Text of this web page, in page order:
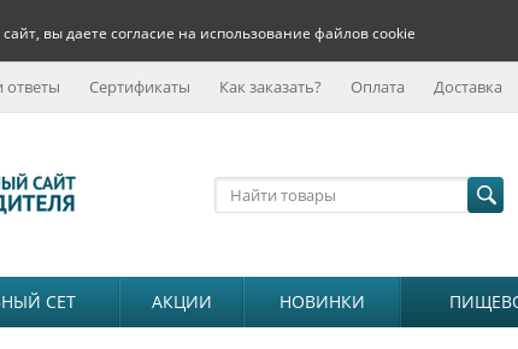
вы даете согласие на использование файлов cookie
ответы Сертификаты Как заказать? Оплата Доставка
СЕТ АКЦИИ НОВИНКИ